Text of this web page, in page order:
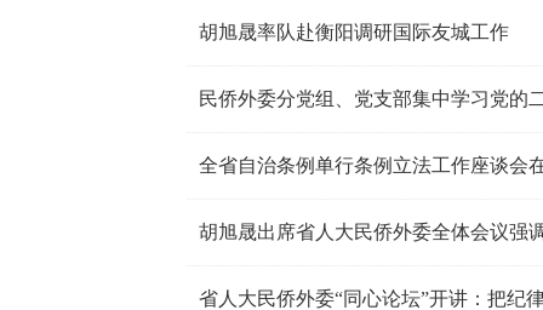
胡旭晟率队赴衡阳调研国际友城工作
民侨外委分党组、党支部集中学习党的
全省自治条例单行条例立法工作座谈会
省人大民侨外委“同心论坛”开讲：把纪